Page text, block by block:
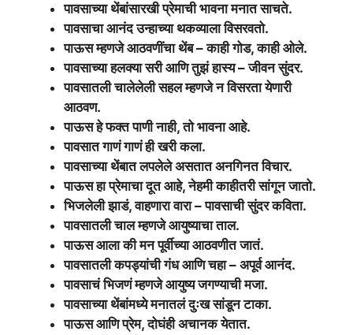
पावसाच्या थेंबांसारखी प्रेमाची भावना मनात साचते.
पावसाचा आनंद उन्हाच्या थकव्याला विसरवतो.
पाऊस म्हणजे आठवणींचा थेंब –काही गोड,काही ओले.
पावसाच्या हलक्या सरी आणि तुझं हास्य –जीवन सुंदर.
पावसातली चालेलेली सहल म्हणजे न विसरता येणारी
आठवण.
पाऊस हे फक्त पाणी नाही,तो भावना आहे.
पावसात गाणं गाणं ही खरी कला.
पावसाच्या थेंबात लपलेले असतात अनगिनत विचार.
पाऊस हा प्रेमाचा दूत आहे,नेहमी काहीतरी सांगून जातो.
भिजलेली झाडं,वाहणारा वारा –पावसाची सुंदर कविता.
पावसातली चाल म्हणजे आयुष्याचा ताल.
पाऊस आला की मन पूर्वीच्या आठवणीत जातं.
पावसातली कपड्यांची गंध आणि चहा – अपूर्व आनंद.
पावसाचं भिजणं म्हणजे आयुष्य जगण्याची मजा.
पावसाच्या थेंबांमध्ये मनातलं दुःख सांडून टाका.
पाऊस आणि प्रेम,दोघंही अचानक येतात.